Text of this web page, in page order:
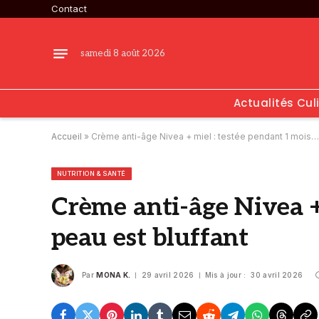
Contact
samedi 8 août 2026
Actualités
Accueil » Crème anti-âge Nivea + miel : testée pendant 1
NUTRITION & SANTÉ
Crème anti-âge Nivea
peau est bluffant
Par MONA K. 29 avril 2026 Mis à jour : 30 avril 2026